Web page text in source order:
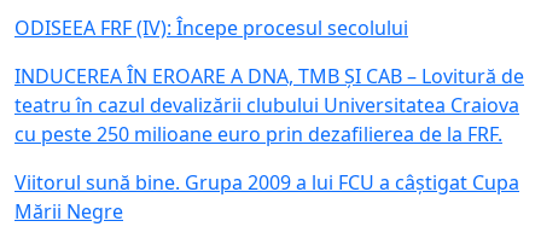
ODISEEA FRF (IV): Începe procesul secolului
INDUCEREA ÎN EROARE A DNA, TMB ȘI CAB – Lovitură de
teatru în cazul devalizării clubului Universitatea Craiova
cu peste 250 milioane euro prin dezafilierea de la FRF.
Viitorul sună bine. Grupa 2009 a lui FCU a câștigat Cupa
Mării Negre